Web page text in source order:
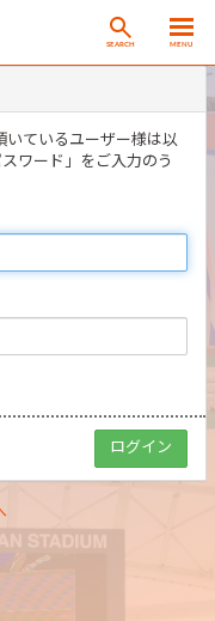
SEARCH MENU
いているユーザー様は以
ワード」をご入力のう